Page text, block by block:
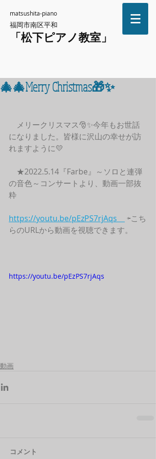
matsushita-piano
福岡市南区平和
「松下ピアノ教室」
🎄🎄Merry Christmas🎁✨
メリークリスマス🎅✨今年もお世話
になりました。皆様に沢山の幸せが訪
れますように💛
★2022.5.14『Farbe』～ソロと連弾
の音色～コンサートより、動画一部抜
粋
https://youtu.be/pEzPS7rjAqs
⇦こち
らのURLから動画を視聴できます。
https://youtu.be/pEzPS7rjAqs
動画
コメント